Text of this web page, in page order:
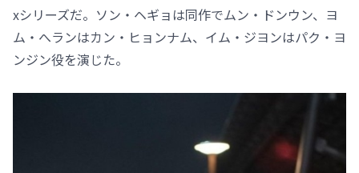
xシリーズだ。ソン・ヘギョは同作でムン・ドンウン、ヨ
ム・へランはカン・ヒョンナム、イム・ジヨンはパク・ヨ
ンジン役を演じた。